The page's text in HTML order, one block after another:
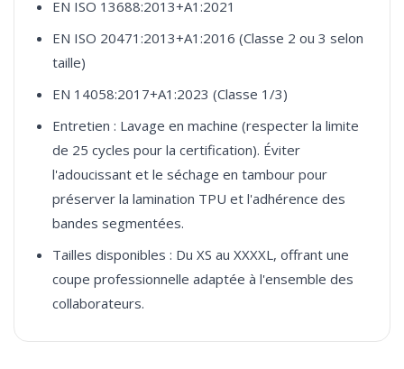
EN ISO 13688:2013+A1:2021
EN ISO 20471:2013+A1:2016 (Classe 2 ou 3 selon
taille)
EN 14058:2017+A1:2023 (Classe 1/3)
Entretien : Lavage en machine (respecter la limite
de 25 cycles pour la certification). Éviter
l'adoucissant et le séchage en tambour pour
préserver la lamination TPU et l'adhérence des
bandes segmentées.
Tailles disponibles : Du XS au XXXXL, offrant une
coupe professionnelle adaptée à l'ensemble des
collaborateurs.